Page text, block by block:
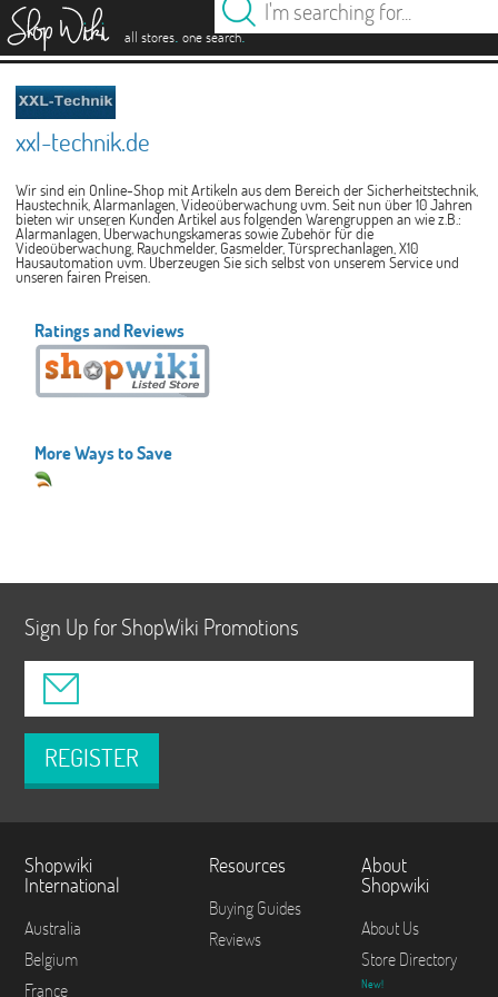
all stores. one search.
xxl-technik.de
Wir sind ein Online-Shop mit Artikeln aus dem Bereich der Sicherheitstechnik,
Haustechnik, Alarmanlagen, Videoüberwachung uvm. Seit nun über 10 Jahren
bieten wir unseren Kunden Artikel aus folgenden Warengruppen an wie z.B.:
Alarmanlagen, Überwachungskameras sowie Zubehör für die
Videoüberwachung, Rauchmelder, Gasmelder, Türsprechanlagen, X10
Hausautomation uvm. Überzeugen Sie sich selbst von unserem Service und
unseren fairen Preisen.
Ratings and Reviews
More Ways to Save
Sign Up for ShopWiki Promotions
REGISTER
Shopwiki
International
Australia
Belgium
France
Resources
Buying Guides
Reviews
About
Shopwiki
About Us
Store Directory
New!